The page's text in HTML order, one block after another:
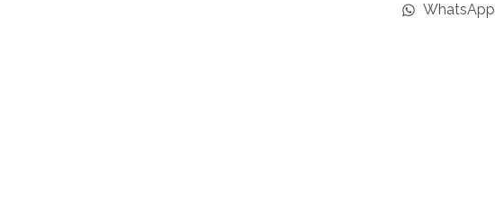
WhatsApp